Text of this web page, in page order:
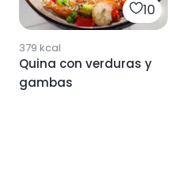
10
379 kcal
Quina con verduras y
gambas